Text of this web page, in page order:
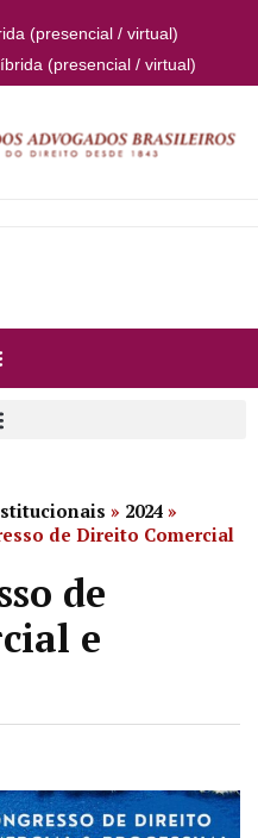
(presencial / virtual)
(presencial / virtual)
» 2024 »
de Direito Comercial
de
e